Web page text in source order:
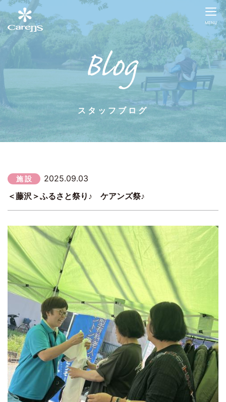
MENU
スタッフブログ
施 設
2025.09.03
＜藤沢＞ふるさと祭り♪ ケアンズ祭♪